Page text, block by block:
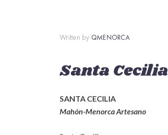
Written by QMENORCA
Santa Cecilia
SANTA CECILIA
Mahón-Menorca Artesano